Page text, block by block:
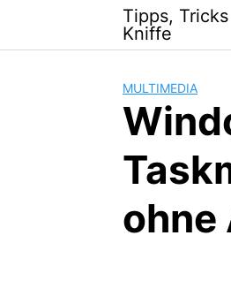
Tipps,
Kniffe
MULTIMEDIA